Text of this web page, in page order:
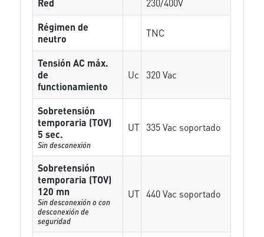
Red
230/400V
Régimen de
neutro
TNC
Tensión AC máx.
de
functionamiento
Uc 320 Vac
Sobretensión
temporaria (TOV)
5 sec.
Sin desconexión
UT 335 Vac soportado
Sobretensión
temporaria (TOV)
120 mn
Sin desconexión o con
desconexión de
seguridad
UT 440 Vac soportado